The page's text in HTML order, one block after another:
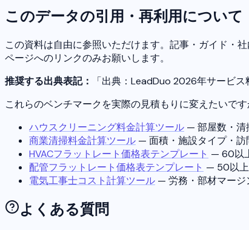
このデータの引用・再利用について
この資料は自由に参照いただけます。記事・ガイド・
ページへのリンクのみお願いします。
推奨する出典表記：
「出典：LeadDuo 2026年サービス
これらのベンチマークを実際の見積もりに変えたいで
ハウスクリーニング料金計算ツール — 部屋数・清
商業清掃料金計算ツール — 面積・施設タイプ・訪
HVACフラットレート価格表テンプレート — 60以
配管フラットレート価格表テンプレート — 50以上
電気工事士コスト計算ツール — 労務・部材マージ
よくある質問